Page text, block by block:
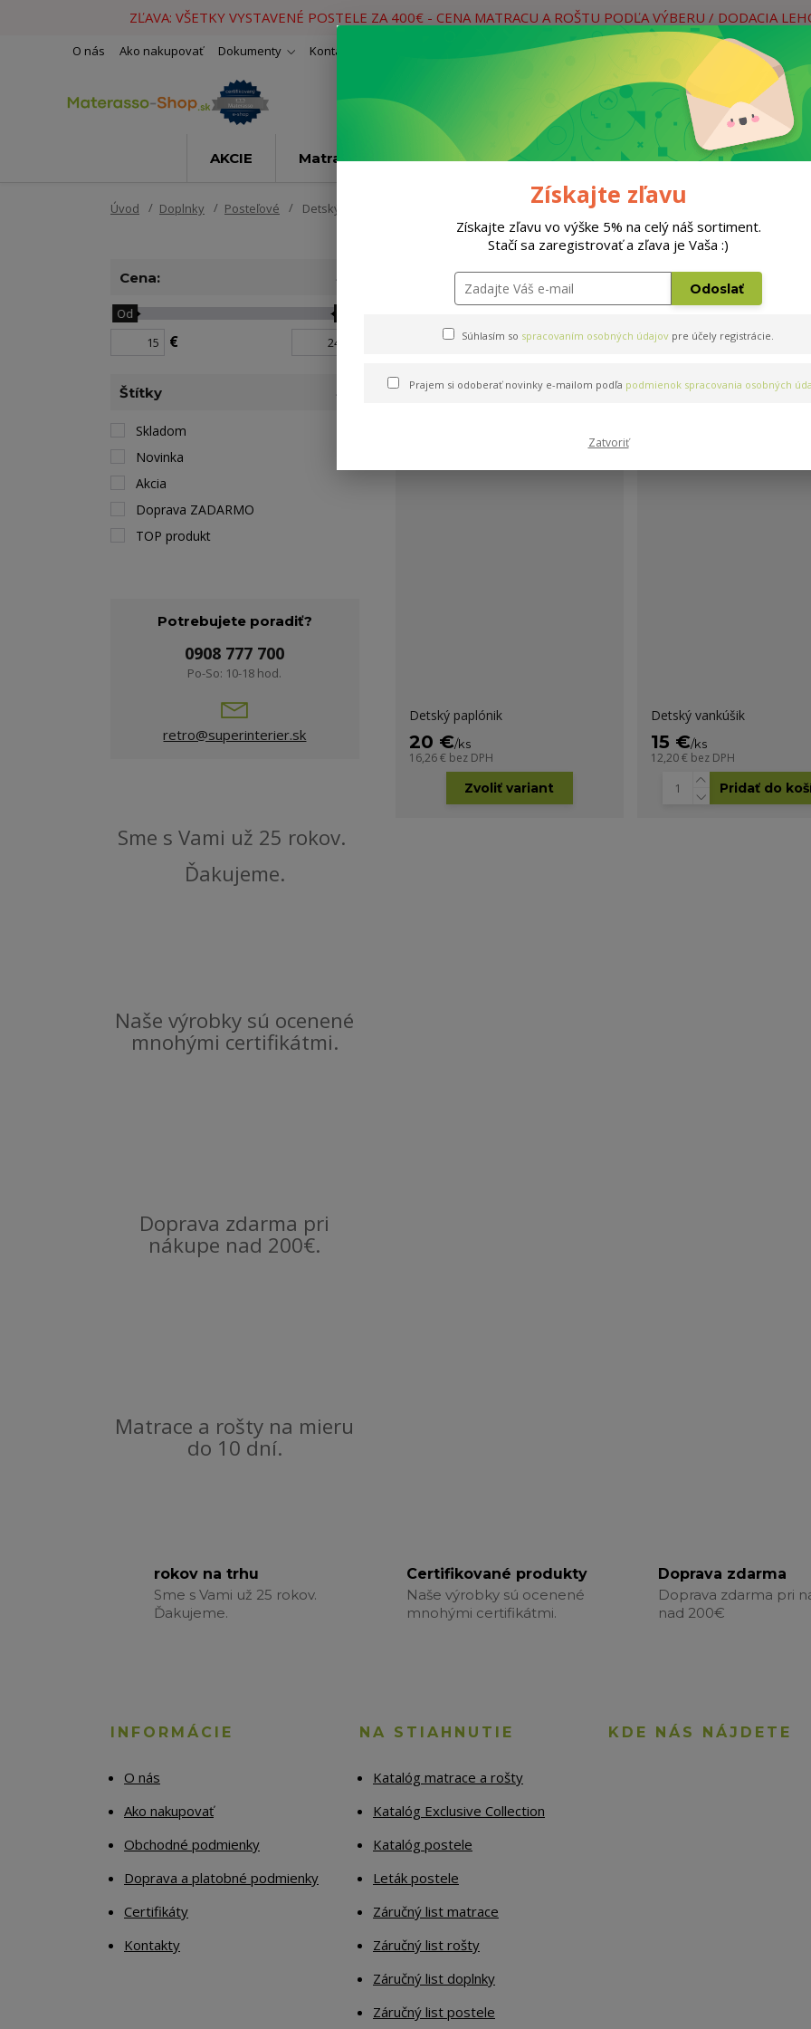
ZĽAVA: VŠETKY VYSTAVENÉ POSTELE ZA 400€ - CENA MATRACU A ROŠTU PODĽA VÝBERU / DODACIA
O nás Ako nakupovať Dokumenty Kontakty Neviete si rady? Zavolajte.
AKCIE Matrace Rošty Doplnky Postele
Úvod Doplnky Posteľové Detský program
Detský program
Najnovšie Najlacnejšie Najdrahšie
Zobrazujem 1-2 z 2
Detský paplónik
20 €/ks
16,26 € bez DPH
Zvoliť variant
Detský vankúšik
15 €/ks
12,20 € bez DPH
Pridať do
Cena:
€
Od
Štítky
Skladom
Novinka
Akcia
Doprava ZADARMO
TOP produkt
Potrebujete poradiť?
0908 777 700
Po-So: 10-18 hod.
retro@superinterier.sk
Sme s Vami už 25 rokov.
Ďakujeme.
Naše výrobky sú ocenené
mnohými certifikátmi.
Doprava zdarma pri
nákupe nad 200€.
Matrace a rošty na mieru
do 10 dní.
rokov na trhu
Sme s Vami už 25 rokov.
Ďakujeme.
Certifikované produkty
Naše výrobky sú ocenené
mnohými certifikátmi.
Doprava zdarma
Doprava zdarma pri
nad 200€
INFORMÁCIE
O nás
Ako nakupovať
Obchodné podmienky
Doprava a platobné podmienky
Certifikáty
Kontakty
NA STIAHNUTIE
Katalóg matrace a rošty
Katalóg Exclusive Collection
Katalóg postele
Leták postele
Záručný list matrace
Záručný list rošty
Záručný list doplnky
Záručný list postele
KDE NÁS NÁJDETE
Získajte zľavu
Získajte zľavu vo výške 5% na celý náš sortiment.
Stačí sa zaregistrovať a zľava je Vaša :)
Odoslať
Súhlasím so spracovaním osobných údajov pre účely registrácie.
Prajem si odoberať novinky e-mailom podľa podmienok spracovania osobných
Zatvoriť